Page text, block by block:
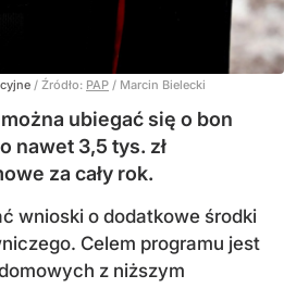
/ Źródło: PAP / Marcin Bielecki
ubiegać się o bon
nawet 3,5 tys. zł
za cały rok.
wnioski o dodatkowe środki
Celem programu jest
z niższym